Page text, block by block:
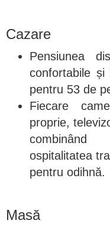
Cazare
Pensiunea
confortabile
pentru 53 de
Fiecare
proprie,
ospitalitatea
pentru odihnă.
Masă